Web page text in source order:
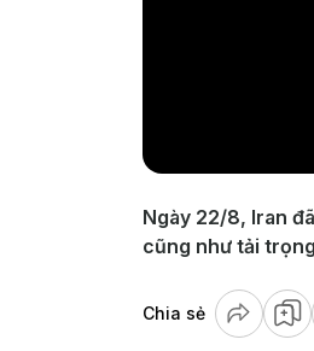
Ngày 22/8, Iran
cũng như tải
Chia sẻ